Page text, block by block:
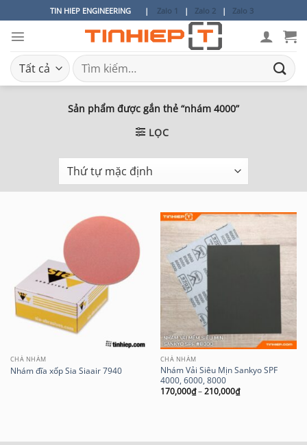
qua
nội
dung
TIN HIEP ENGINEERING | Zalo 1 | Zalo 2| Zalo 3
Tìm
kiếm:
Sản phẩm được gắn thẻ “nhám 4000”
LỌC
CHÀ NHÁM
Nhám đĩa xốp Sia Siaair 7940
CHÀ NHÁM
Nhám Vải Siêu Mịn Sankyo SPF
4000, 6000, 8000
170,000₫–210,000₫